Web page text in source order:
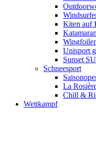
Kiten auf
Unisport
Sunset
Schneesport
La
Chill &
Wettkampf